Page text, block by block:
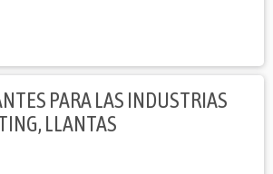
PARA LAS INDUSTRIAS
LLANTAS